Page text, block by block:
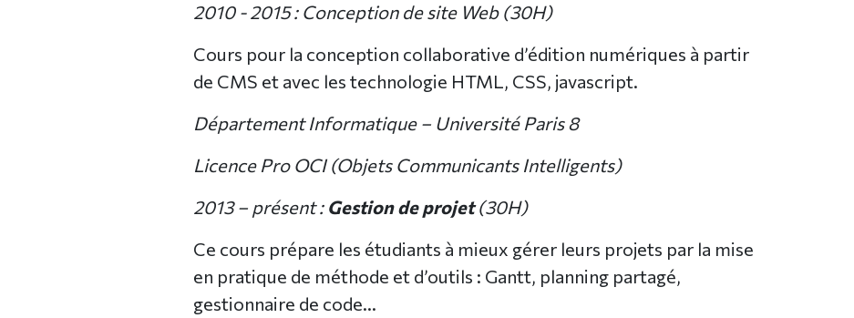
2010 - 2015 : Conception de site Web (30H)
Cours pour la conception collaborative d’édition numériques à partir
de CMS et avec les technologie HTML, CSS, javascript.
Département Informatique – Université Paris 8
Licence Pro OCI (Objets Communicants Intelligents)
2013 – présent : Gestion de projet(30H)
Ce cours prépare les étudiants à mieux gérer leurs projets par la mise
en pratique de méthode et d’outils : Gantt, planning partagé,
gestionnaire de code…